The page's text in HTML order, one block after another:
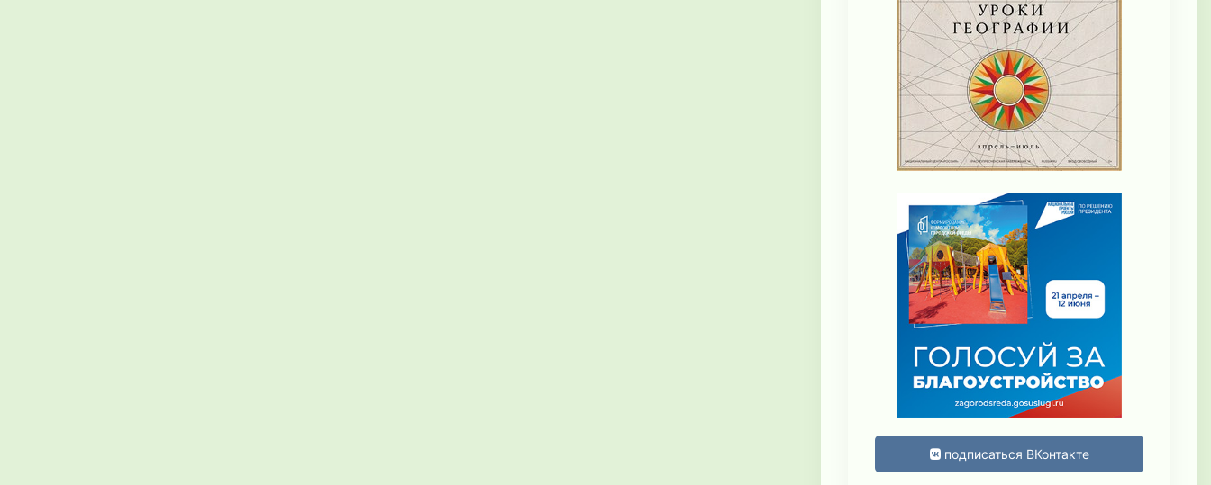
подписаться ВКонтакте